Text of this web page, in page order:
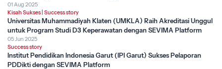
01 Aug 2025
Kisah Sukses | Success story
Universitas Muhammadiyah Klaten (UMKLA) Raih Akreditasi Unggul
untuk Program Studi D3 Keperawatan dengan SEVIMA Platform
05 Jun 2025
Success story
Institut Pendidikan Indonesia Garut (IPI Garut) Sukses Pelaporan
PDDikti dengan SEVIMA Platform